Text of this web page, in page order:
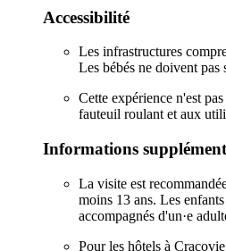
Accessibilité
Les infrastructures
Les bébés ne doivent pas
Cette expérience n'est
fauteuil roulant et aux
Informations
La visite est
moins 13 ans. Les
accompagnés d'un·e
Pour les hôtels à